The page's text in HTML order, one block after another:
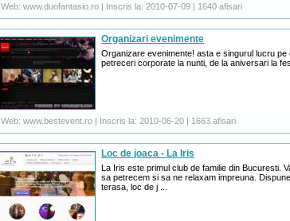
Web: www.duofantasio.ro | Inscris la: 2010-07-09 | 1640 afisari
Organizari evenimente
Organizare evenimente! asta e singurul lucru
petreceri corporate la nunti, de la aniversari la
Web: www.bestevent.ro | Inscris la: 2010-06-20 | 1663 afisari
Loc de joaca - La Iris
La Iris este primul club de familie din Bucuresti.
sa petrecem si sa ne relaxam impreuna.
terasa, loc de j ...